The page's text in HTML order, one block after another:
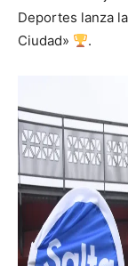
Deportes lanza
Ciudad»
.